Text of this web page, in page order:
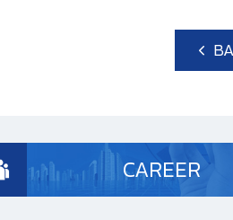
CAREER